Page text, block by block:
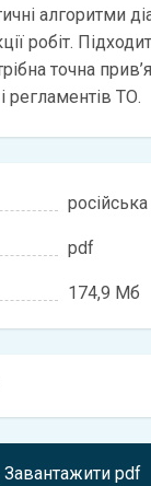
алгоритми
робіт.
точна
регламентів ТО.
російська
pdf
174,9 Мб
ознайомтесь з
в книзі. Можливі
Завантажити pdf